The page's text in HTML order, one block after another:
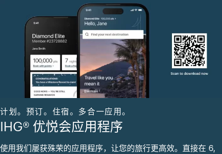
计划。预订。住宿。多合一应用。
IHG® 优悦会应用程序
使用我们屡获殊荣的应用程序，让您的旅行更高效。直接在 6,